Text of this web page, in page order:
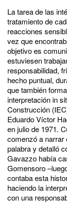
La tarea de las
tratamiento de
reacciones
vez que
objetivo es
estuviesen
responsabilidad,
hecho puntual,
que también
interpretación in
Construcción
Eduardo Víctor
en julio de 1971.
comenzó a narrar
palabra y detalló
Gavazzo había
Gomensoro
contaba esta
haciendo la
con una